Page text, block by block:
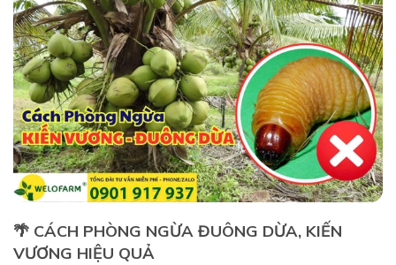
🌴 CÁCH PHÒNG NGỪA ĐUÔNG DỪA, KIẾN
VƯƠNG HIỆU QUẢ